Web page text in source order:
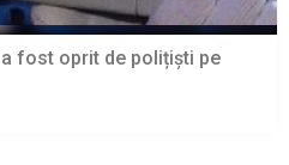
fost oprit de polițiști pe